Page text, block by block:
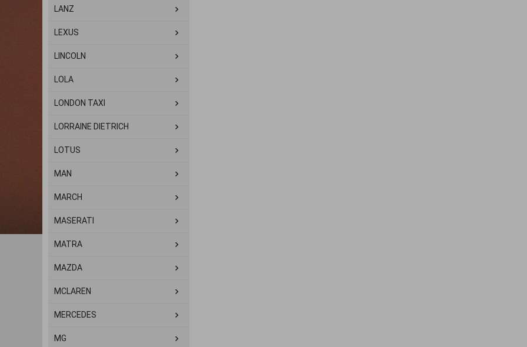
LANZ
LEXUS
LINCOLN
LOLA
LONDON TAXI
LORRAINE DIETRICH
LOTUS
MAN
MARCH
MASERATI
MATRA
MAZDA
MCLAREN
MERCEDES
MG